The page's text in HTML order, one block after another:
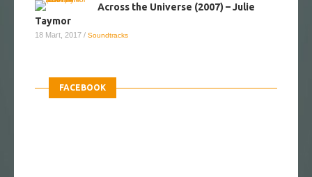
Across the Universe (2007) – Julie
Taymor
18 Mart, 2017 / Soundtracks
FACEBOOK